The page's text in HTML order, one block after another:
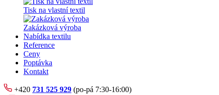
Tisk na vlastní textil
Zakázková výroba
Nabídka textilu
Reference
Ceny
Poptávka
Kontakt
+420 731 525 929 (po-pá 7:30-16:00)